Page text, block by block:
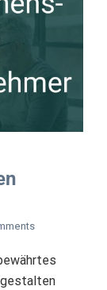
gestalten